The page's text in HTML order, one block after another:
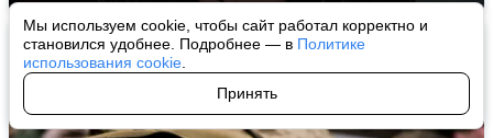
Мы используем cookie, чтобы сайт работал корректно и
становился удобнее. Подробнее — в Политике
использования cookie
Принять